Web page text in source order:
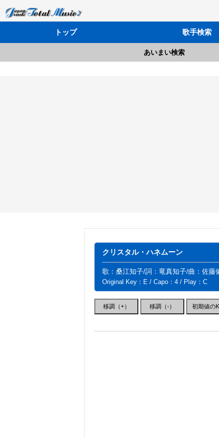
トップ 歌手検索
あいまい検索
クリスタル・ハネムーン
歌：桑江知子/詞：竜真知子/曲：佐藤
Original Key：E / Capo：4 / Play：C